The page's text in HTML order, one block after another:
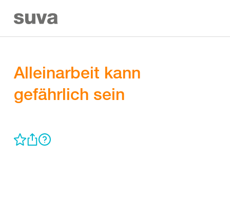
Alleinarbeit kann
gefährlich sein